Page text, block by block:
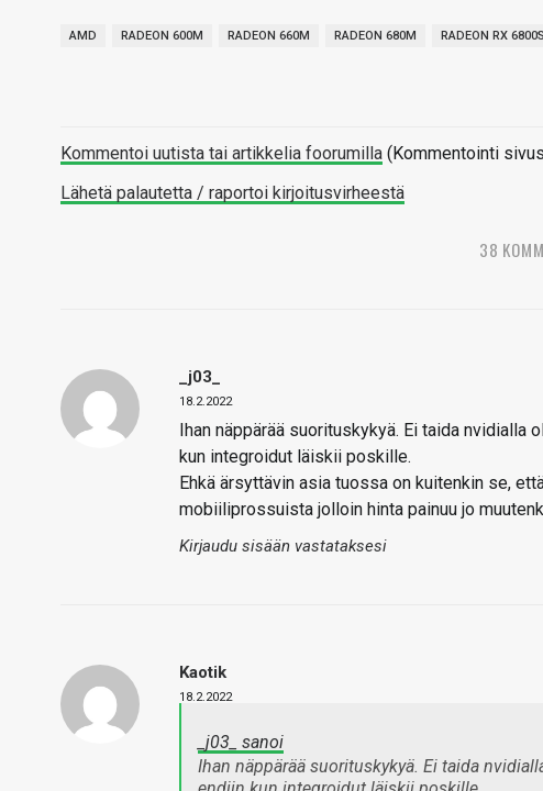
AMD RADEON 600M RADEON 660M RADEON 680M RADEON RX 6800S
Kommentoi uutista tai artikkelia foorumilla (Kommentointi
Lähetä palautetta / raportoi kirjoitusvirheestä
38
_j03_
18.2.2022
Ihan näppärää suorituskykyä. Ei taida nvidialla
kun integroidut läiskii poskille.
Ehkä ärsyttävin asia tuossa on kuitenkin se,
mobiiliprossuista jolloin hinta painuu jo
Kirjaudu sisään vastataksesi
Kaotik
18.2.2022
_j03_ sanoi
Ihan näppärää suorituskykyä. Ei taida